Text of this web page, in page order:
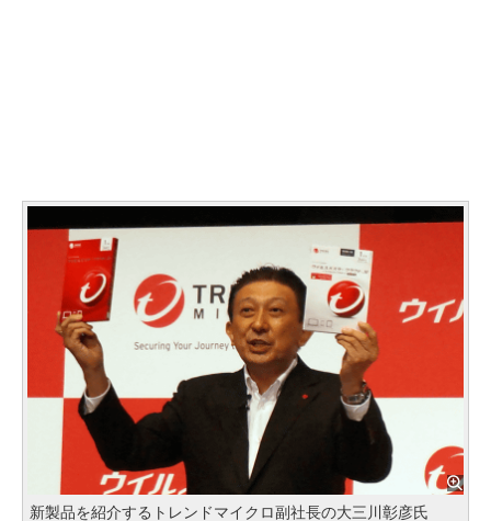
新製品を紹介するトレンドマイクロ副社長の大三川彰彦氏